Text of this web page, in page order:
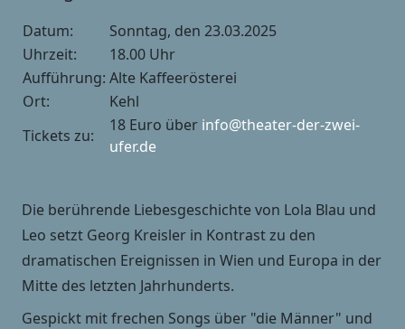
Datum:
Sonntag, den 23.03.2025
Uhrzeit:
18.00 Uhr
Aufführung: Alte Kaffeerösterei
Ort:
Kehl
Tickets zu:
18 Euro über info@theater-der-zwei-
ufer.de
Die berührende Liebesgeschichte von Lola Blau und
Leo setzt Georg Kreisler in Kontrast zu den
dramatischen Ereignissen in Wien und Europa in der
Mitte des letzten Jahrhunderts.
Gespickt mit frechen Songs über "die Männer" und